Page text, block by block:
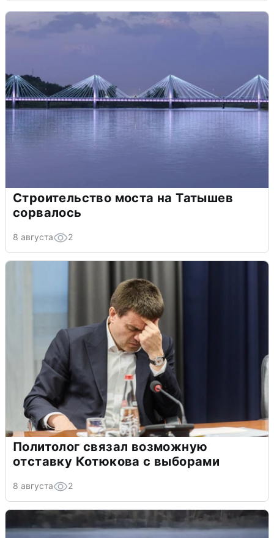
Строительство моста на Татышев
сорвалось
8 августа 2
Политолог связал возможную
отставку Котюкова с выборами
8 августа 2